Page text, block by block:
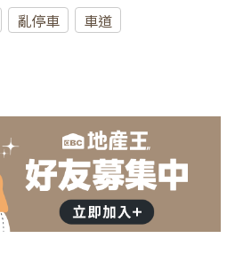
亂停車 車道